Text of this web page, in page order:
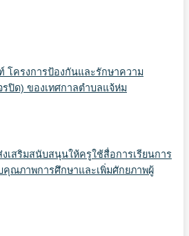
โครงการป้องกันและรักษาความ
รปิด) ของเทศกาลตำบลแจ้ห่ม
เสริม​สนับสนุน​ให้ครูใช้สื่อการเรียนการ
คุณภาพการศึกษาและเพิ่มศักยภาพผู้